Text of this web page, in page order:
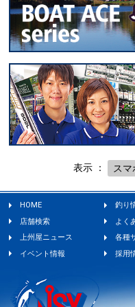
表示 ： スマ
HOME 釣り
店舗検索
よく
上州屋ニュース
各種
イベント情報
採用